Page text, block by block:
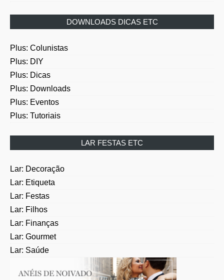
DOWNLOADS DICAS ETC
Plus: Colunistas
Plus: DIY
Plus: Dicas
Plus: Downloads
Plus: Eventos
Plus: Tutoriais
LAR FESTAS ETC
Lar: Decoração
Lar: Etiqueta
Lar: Festas
Lar: Filhos
Lar: Finanças
Lar: Gourmet
Lar: Saúde